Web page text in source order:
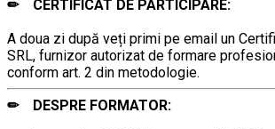
✏ CERTIFICAT DE PARTICIPARE:
A doua zi după veți primi pe email un
SRL, furnizor autorizat de formare
conform art. 2 din metodologie.
✏ DESPRE FORMATOR: